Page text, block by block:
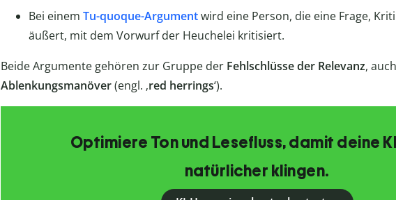
Bei einem Tu-quoque-Argumentwird eine Person, die eine Frage,
äußert, mit dem Vorwurf der Heuchelei kritisiert.
Beide Argumente gehören zur Gruppe der Fehlschlüsse der Relevanz,
Ablenkungsmanöver(engl. ‚red herrings‘).
Optimiere Ton und Lesefluss, damit deine
natürlicher klingen.